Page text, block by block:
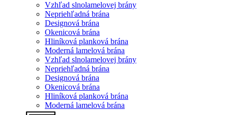
Vzhľad slnolamelovej brány
Nepriehľadná brána
Designová brána
Okenicová brána
Hliníková planková brána
Moderná lamelová brána
Vzhľad slnolamelovej brány
Nepriehľadná brána
Designová brána
Okenicová brána
Hliníková planková brána
Moderná lamelová brána